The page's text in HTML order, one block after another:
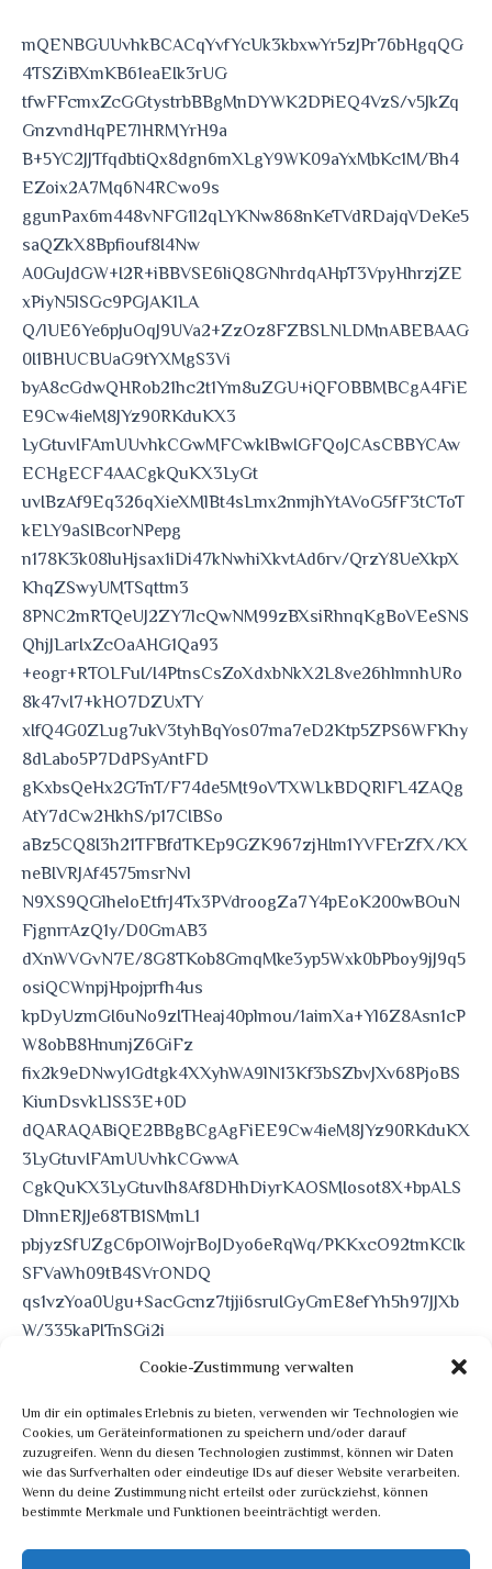
Cookie-Zustimmung verwalten
Um dir ein optimales Erlebnis zu bieten, verwenden wir Technologien wie
Cookies, um Geräteinformationen zu speichern und/oder darauf
zuzugreifen. Wenn du diesen Technologien zustimmst, können wir Daten
wie das Surfverhalten oder eindeutige IDs auf dieser Website verarbeiten.
Wenn du deine Zustimmung nicht erteilst oder zurückziehst, können
bestimmte Merkmale und Funktionen beeinträchtigt werden.
mQENBGUUvhkBCACqYvfYcUk3kbxwYr5zJPr76bHgqQG
4TSZiBXmKB61eaEIk3rUG
tfwFFcmxZcGGtystrbBBgMnDYWK2DPiEQ4VzS/v5JkZq
GnzvndHqPE7lHRMYrH9a
B+5YC2JJTfqdbtiQx8dgn6mXLgY9WK09aYxMbKc1M/Bh4
EZoix2A7Mq6N4RCwo9s
ggunPax6m448vNFG1l2qLYKNw868nKeTVdRDajqVDeKe5
saQZkX8Bpfiouf8I4Nw
A0GuJdGW+I2R+iBBVSE6liQ8GNhrdqAHpT3VpyHhrzjZE
xPiyN5lSGc9PGJAK1LA
Q/lUE6Ye6pJuOqJ9UVa2+ZzOz8FZBSLNLDMnABEBAAG
0I1BHUCBUaG9tYXMgS3Vi
byA8cGdwQHRob21hc2t1Ym8uZGU+iQFOBBMBCgA4FiE
E9Cw4ieM8JYz90RKduKX3
LyGtuvIFAmUUvhkCGwMFCwkIBwIGFQoJCAsCBBYCAw
ECHgECF4AACgkQuKX3LyGt
uvIBzAf9Eq326qXieXMlBt4sLmx2nmjhYtAVoG5fF3tCToT
kELY9aSIBcorNPepg
n178K3k08luHjsax1iDi47kNwhiXkvtAd6rv/QrzY8UeXkpX
KhqZSwyUMTSqttm3
8PNC2mRTQeUJ2ZY7lcQwNM99zBXsiRhnqKgBoVEeSNS
QhjJLarIxZcOaAHG1Qa93
+eogr+RTOLFuI/I4PtnsCsZoXdxbNkX2L8ve26hlmnhURo
8k47vI7+kHO7DZUxTY
xIfQ4G0ZLug7ukV3tyhBqYos07ma7eD2Ktp5ZPS6WFKhy
8dLabo5P7DdPSyAntFD
gKxbsQeHx2GTnT/F74de5Mt9oVTXWLkBDQRlFL4ZAQg
AtY7dCw2HkhS/p17CIBSo
aBz5CQ8I3h21TFBfdTKEp9GZK967zjHIm1YVFErZfX/KX
neBIVRJAf4575msrNvl
N9XS9QGlheloEtfrJ4Tx3PVdroogZa7Y4pEoK200wBOuN
FjgnrrAzQ1y/D0GmAB3
dXnWVGvN7E/8G8TKob8GmqMke3yp5Wxk0bPboy9jJ9q5
osiQCWnpjHpojprfh4us
kpDyUzmGI6uNo9zITHeaj40plmou/1aimXa+Yl6Z8Asn1cP
W8obB8HnunjZ6GiFz
fix2k9eDNwy1Gdtgk4XXyhWA9lN13Kf3bSZbvJXv68PjoBS
KiunDsvkLlSS3E+0D
dQARAQABiQE2BBgBCgAgFiEE9Cw4ieM8JYz90RKduKX
3LyGtuvIFAmUUvhkCGwwA
CgkQuKX3LyGtuvIh8Af8DHhDiyrKAOSMIosot8X+bpALS
DlnnERJJe68TB1SMmL1
pbjyzSfUZgC6pOlWojrBoJDyo6eRqWq/PKKxcO92tmKCIk
SFVaWh09tB4SVrONDQ
qs1vzYoa0Ugu+SacGcnz7tjji6sruIGyGmE8efYh5h97JJXb
W/335kaPITnSGi2i
B60ZVFI0IHzLYYjctm7pK6jAvYXq9VcGUyLprfVALhmH02
ooRCdaItUM9ub9brOJEWBp9G52jvEeA0pSHbAuQnAC11Q
MOYqMnqP+FqdeeU28rd
RzyI4zK7wUfIDip9eXKY8ZBqM+jYBsRE8dC4zCkhHQ==
=eDVT